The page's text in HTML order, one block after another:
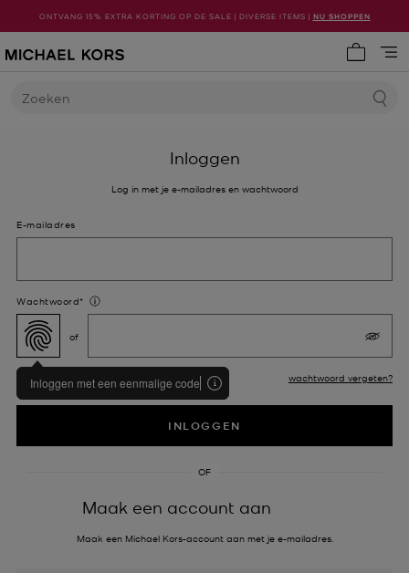
ONTVANG 15% EXTRA KORTING OP DE SALE | DIVERSE ITEMS | NU SHOPPEN
Zoeken
Michael Kors
Inloggen
Log in met je e-mailadres en wachtwoord
E-mailadres
Wachtwoord*
Onthoud mij wachtwoord vergeten?
INLOGGEN
OF
Maak een account aan
Maak een Michael Kors-account aan met je e-mailadres.